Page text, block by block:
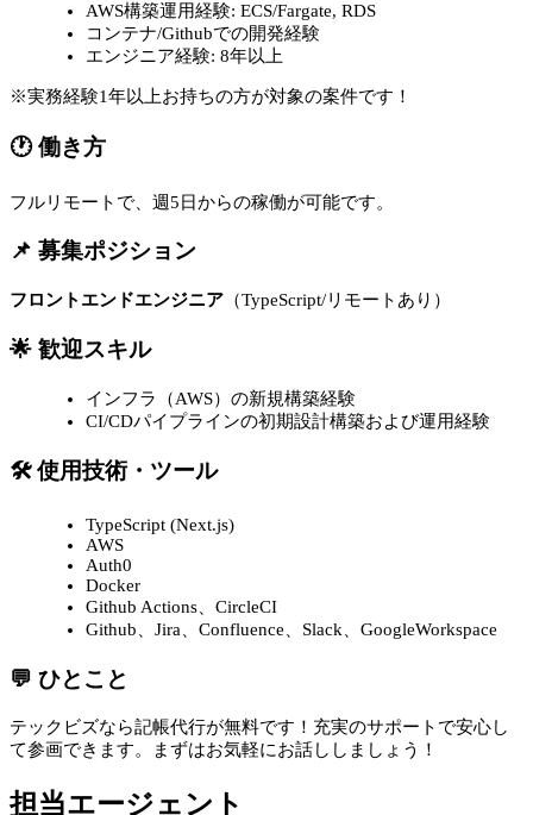
AWS構築運用経験: ECS/Fargate, RDS
コンテナ/Githubでの開発経験
エンジニア経験: 8年以上
※実務経験1年以上お持ちの方が対象の案件です！
🕐 働き方
フルリモートで、週5日からの稼働が可能です。
📌 募集ポジション
フロントエンドエンジニア （TypeScript/リモートあり）
🌟 歓迎スキル
インフラ（AWS）の新規構築経験
CI/CDパイプラインの初期設計構築および運用経験
🛠 使用技術・ツール
TypeScript (Next.js)
AWS
Auth0
Docker
Github Actions、CircleCI
Github、Jira、Confluence、Slack、GoogleWorkspace
💬 ひとこと
テックビズなら記帳代行が無料です！充実のサポートで安心し
て参画できます。まずはお気軽にお話ししましょう！
担当エージェント